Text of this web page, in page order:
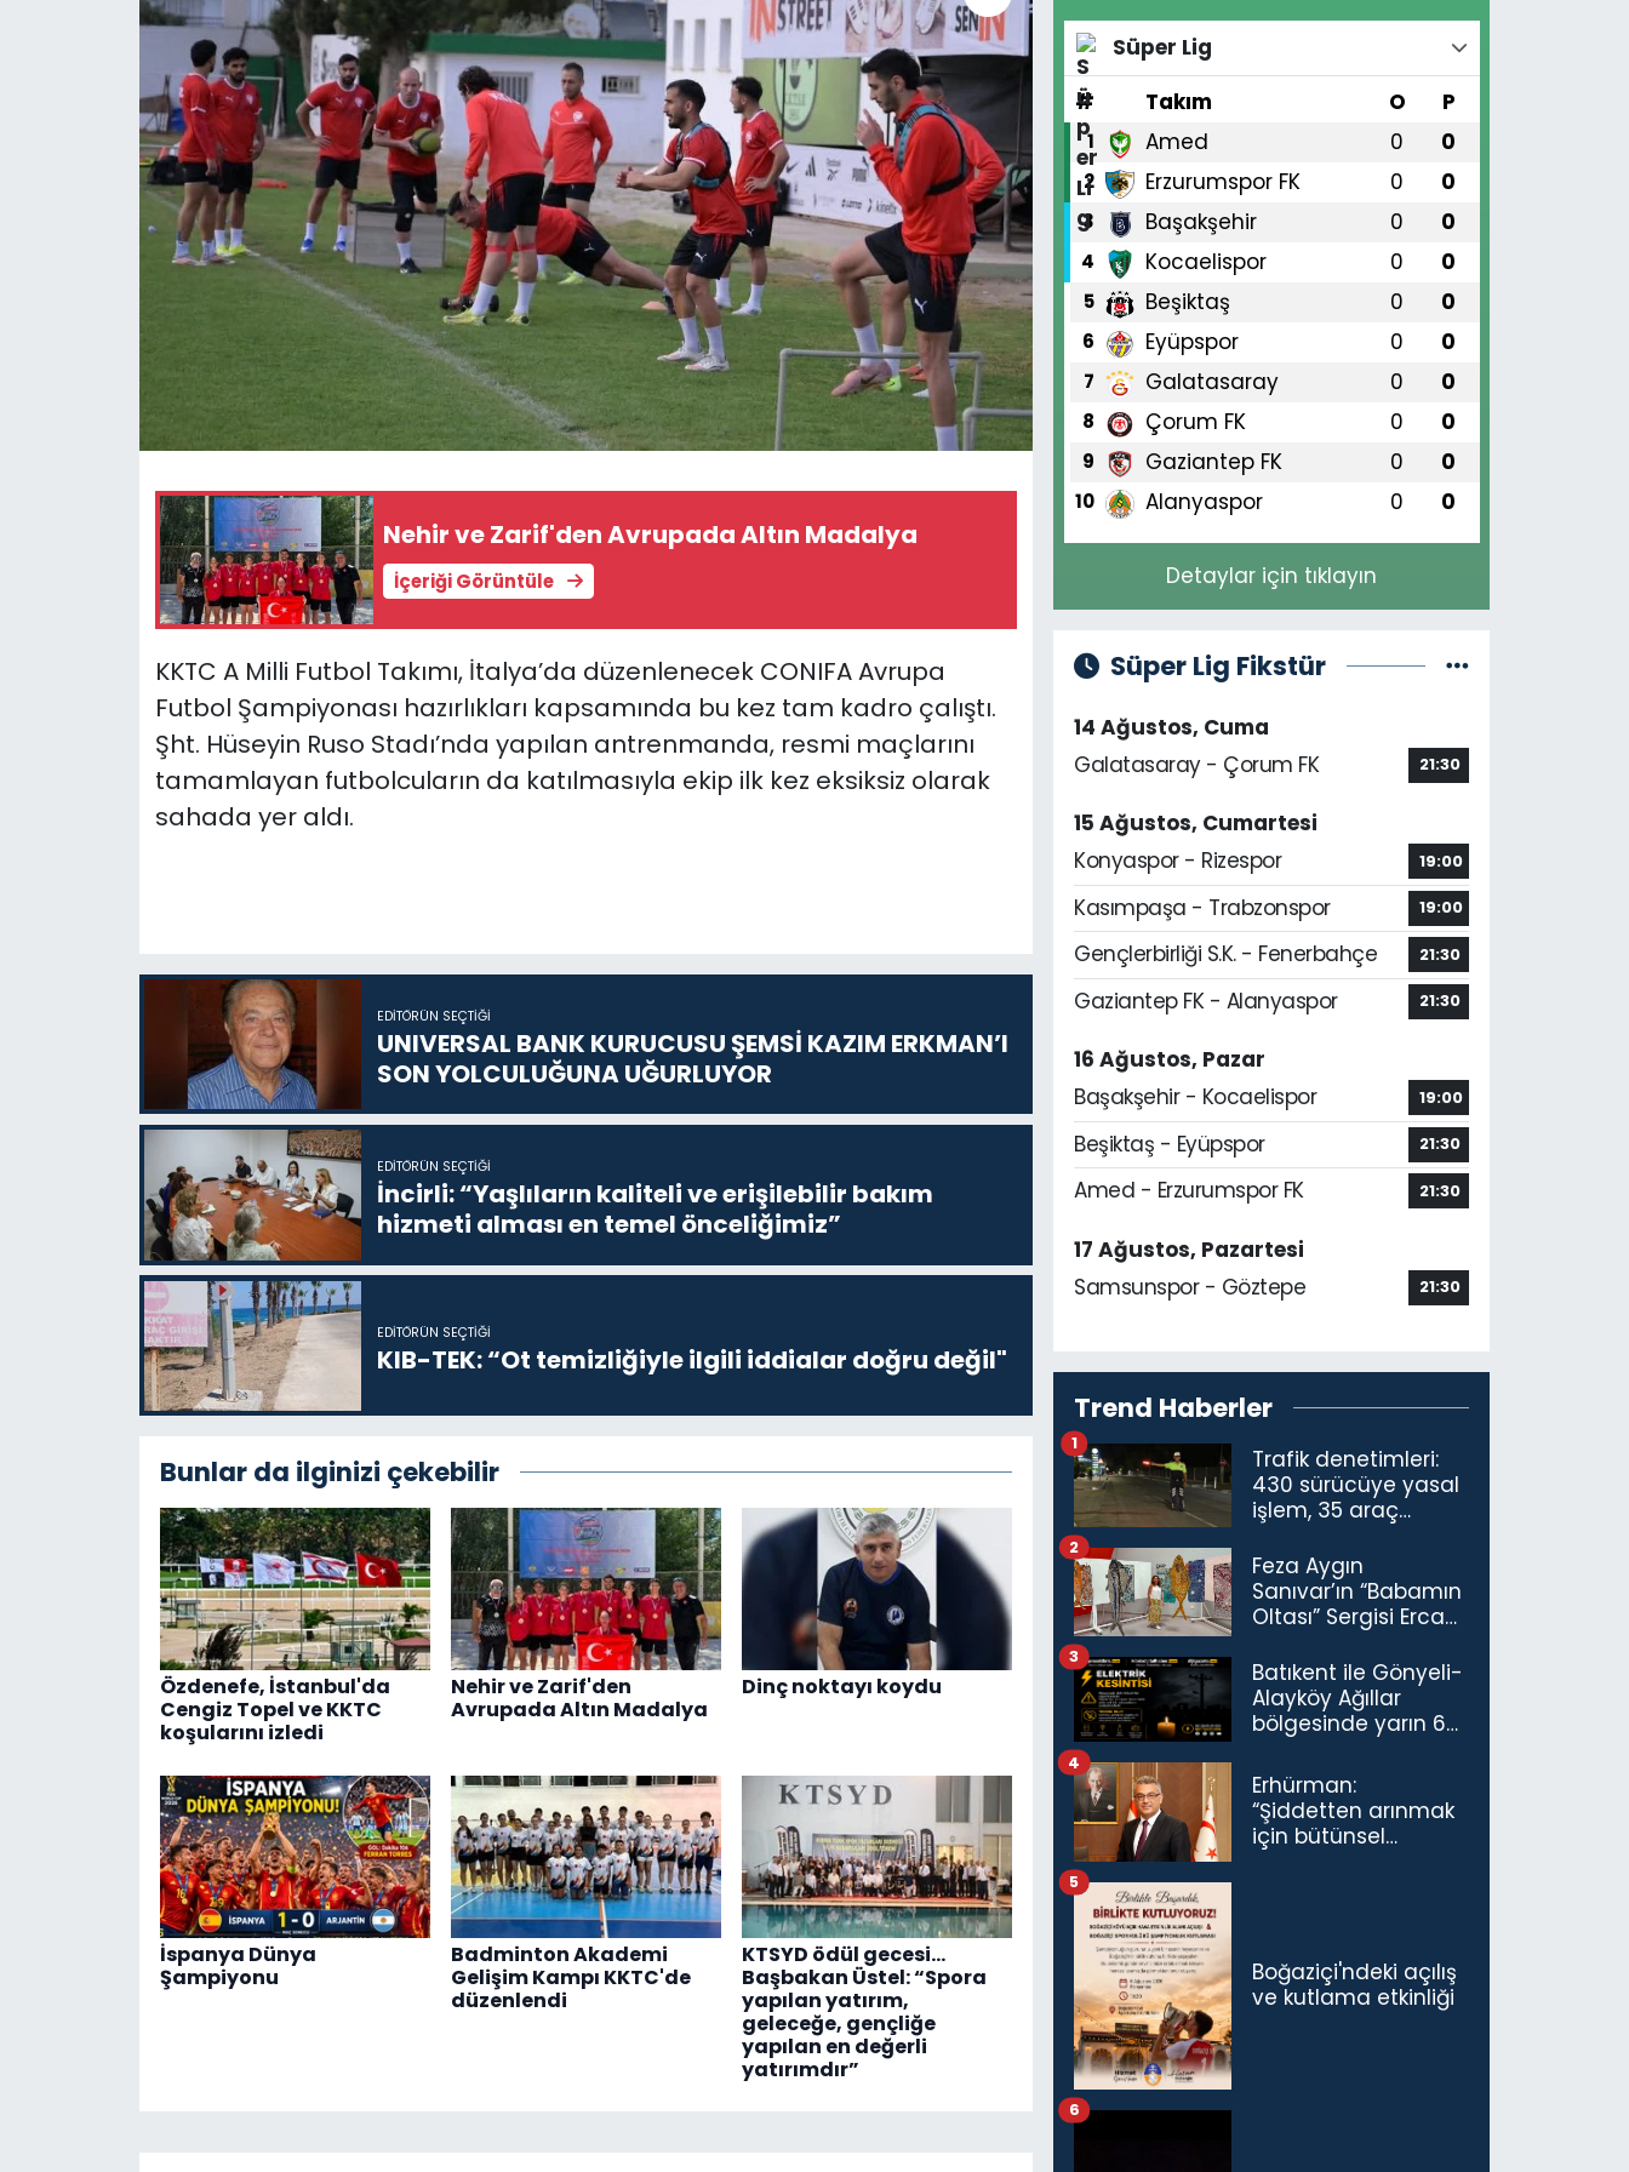
Nehir ve Zarif'den Avrupada Altın Madalya
İçeriği Görüntüle
KKTC A Milli Futbol Takımı, İtalya’da düzenlenecek CONIFA Avrupa
Futbol Şampiyonası hazırlıkları kapsamında bu kez tam kadro çalıştı.
Şht. Hüseyin Ruso Stadı’nda yapılan antrenmanda, resmi maçlarını
tamamlayan futbolcuların da katılmasıyla ekip ilk kez eksiksiz olarak
sahada yer aldı.
EDITÖRÜN SEÇTIĞI
UNIVERSAL BANK KURUCUSU ŞEMSİ KAZIM ERKMAN’I
SON YOLCULUĞUNA UĞURLUYOR
EDITÖRÜN SEÇTIĞI
İncirli: “Yaşlıların kaliteli ve erişilebilir bakım
hizmeti alması en temel önceliğimiz”
EDITÖRÜN SEÇTIĞI
KIB-TEK: “Ot temizliğiyle ilgili iddialar doğru değil"
Bunlar da ilginizi çekebilir
Özdenefe, İstanbul'da
Cengiz Topel ve KKTC
koşularını izledi
Nehir ve Zarif'den
Avrupada Altın Madalya
Dinç noktayı koydu
İspanya Dünya
Şampiyonu
Badminton Akademi
Gelişim Kampı KKTC'de
düzenlendi
KTSYD ödül gecesi...
Başbakan Üstel: “Spora
yapılan yatırım,
geleceğe, gençliğe
yapılan en değerli
yatırımdır”
Süper Lig
#
Takım O P
1 Amed 0 0
2 Erzurumspor FK 0 0
3 Başakşehir 0 0
4 Kocaelispor 0 0
5 Beşiktaş 0 0
6 Eyüpspor 0 0
7 Galatasaray 0 0
8 Çorum FK 0 0
9 Gaziantep FK 0 0
10 Alanyaspor 0 0
Detaylar için tıklayın
Süper Lig Fikstür
14 Ağustos, Cuma
Galatasaray - Çorum FK
21:30
15 Ağustos, Cumartesi
Konyaspor - Rizespor
19:00
Kasımpaşa - Trabzonspor 19:00
Gençlerbirliği S.K. - Fenerbahçe 21:30
Gaziantep FK - Alanyaspor 21:30
16 Ağustos, Pazar
Başakşehir - Kocaelispor
19:00
Beşiktaş - Eyüpspor 21:30
Amed - Erzurumspor FK 21:30
17 Ağustos, Pazartesi
Samsunspor - Göztepe
21:30
Trend Haberler
Trafik denetimleri:
430 sürücüye yasal
işlem, 35 araç
1
Feza Aygın
Sanıvar’ın “Babamın
Oltası” Sergisi Ercan
Açıldı
2
Batıkent ile Gönyeli-
Alayköy Ağıllar
bölgesinde yarın 6
kesintisi…
3
Erhürman:
“Şiddetten arınmak
için bütünsel
4
Boğaziçi'ndeki açılış
ve kutlama etkinliği
5
6
KKTC YEREL SEÇİM 2018
Kültür Sanat
Nöbetçi Eczaneler
Teknoloji
Yazarlar